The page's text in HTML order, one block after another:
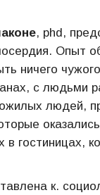
, phd,
Опыт
ничего
с людьми
людей,
гостиницах,
к.